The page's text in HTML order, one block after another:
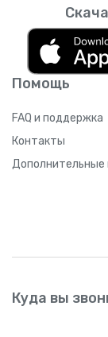
Помощь
FAQ и поддержка
Контакты
Дополнительные
Куда вы